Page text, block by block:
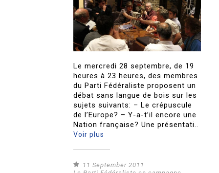
Le mercredi 28 septembre, de 19
heures à 23 heures, des membres
du Parti Fédéraliste proposent un
débat sans langue de bois sur les
sujets suivants: – Le crépuscule
de l’Europe? – Y-a-t’il encore une
Nation française? Une présentati..
Voir plus
11 September 2011